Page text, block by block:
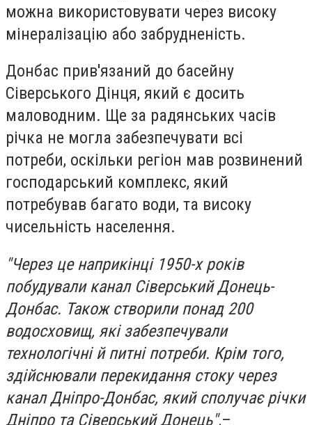
можна використовувати через високу
мінералізацію або забрудненість.
Донбас прив'язаний до басейну
Сіверського Дінця, який є досить
маловодним. Ще за радянських часів
річка не могла забезпечувати всі
потреби, оскільки регіон мав розвинений
господарський комплекс, який
потребував багато води, та високу
чисельність населення.
"Через це наприкінці 1950-х років
побудували канал Сіверський Донець-
Донбас. Також створили понад 200
водосховищ, які забезпечували
технологічні й питні потреби. Крім того,
здійснювали перекидання стоку через
канал Дніпро-Донбас, який сполучає річки
Дніпро та Сіверський Донець",–